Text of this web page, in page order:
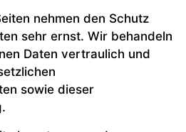
nehmen den Schutz
sehr ernst. Wir behandeln
Daten vertraulich und
sowie dieser